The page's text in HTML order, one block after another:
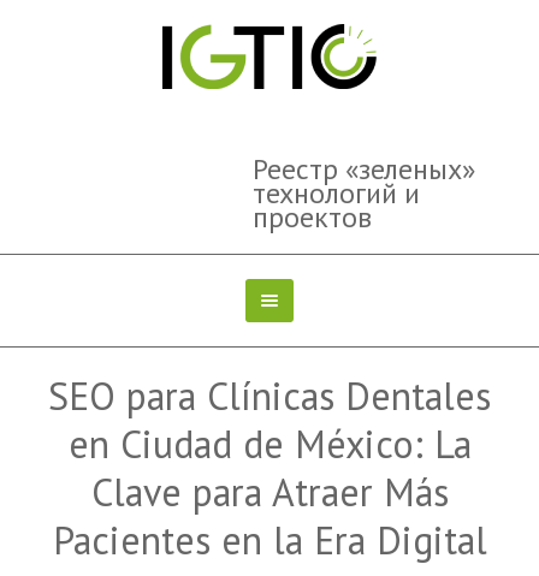
Реестр «зеленых»
технологий и
проектов
SEO para Clínicas Dentales
en Ciudad de México: La
Clave para Atraer Más
Pacientes en la Era Digital